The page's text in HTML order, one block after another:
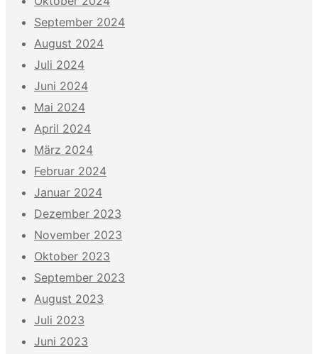
September 2024
August 2024
Juli 2024
Juni 2024
Mai 2024
April 2024
März 2024
Februar 2024
Januar 2024
Dezember 2023
November 2023
Oktober 2023
September 2023
August 2023
Juli 2023
Juni 2023